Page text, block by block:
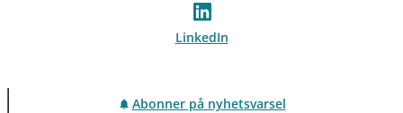
LinkedIn
Abonner på nyhetsvarsel